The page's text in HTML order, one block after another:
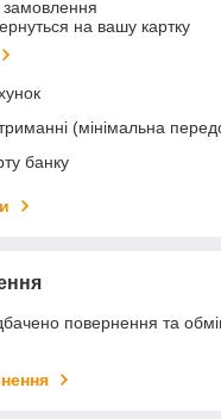
на вашу картку
(мінімальна
банку
повернення та